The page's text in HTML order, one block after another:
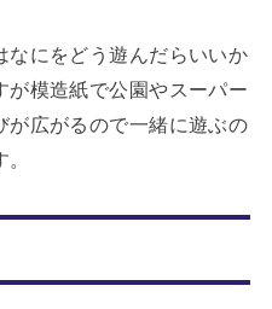
なにをどう遊んだらいいか
が模造紙で公園やスーパー
が広がるので一緒に遊ぶの